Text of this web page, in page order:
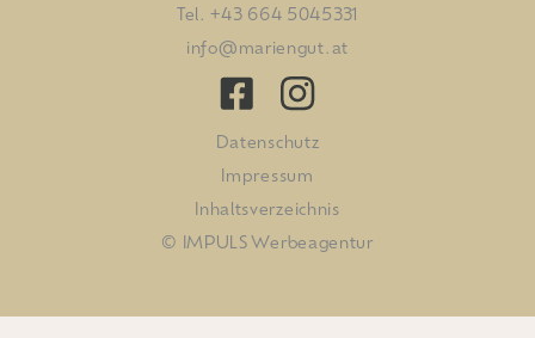
Tel.+43 664 5045331
info@mariengut.at
Datenschutz
Impressum
Inhaltsverzeichnis
© IMPULS Werbeagentur